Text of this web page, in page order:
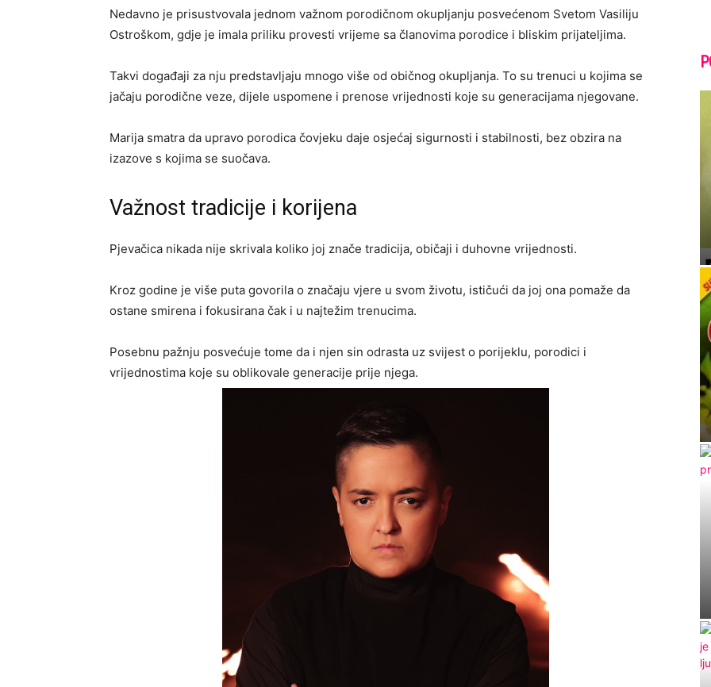
Nedavno je prisustvovala jednom važnom porodičnom okupljanju posvećenom Svetom Vasiliju
Ostroškom, gdje je imala priliku provesti vrijeme sa članovima porodice i bliskim prijateljima.
Takvi događaji za nju predstavljaju mnogo više od običnog okupljanja. To su trenuci u kojima se
jačaju porodične veze, dijele uspomene i prenose vrijednosti koje su generacijama njegovane.
Marija smatra da upravo porodica čovjeku daje osjećaj sigurnosti i stabilnosti, bez obzira na
izazove s kojima se suočava.
Važnost tradicije i korijena
Pjevačica nikada nije skrivala koliko joj znače tradicija, običaji i duhovne vrijednosti.
Kroz godine je više puta govorila o značaju vjere u svom životu, ističući da joj ona pomaže da
ostane smirena i fokusirana čak i u najtežim trenucima.
Posebnu pažnju posvećuje tome da i njen sin odrasta uz svijest o porijeklu, porodici i
vrijednostima koje su oblikovale generacije prije njega.